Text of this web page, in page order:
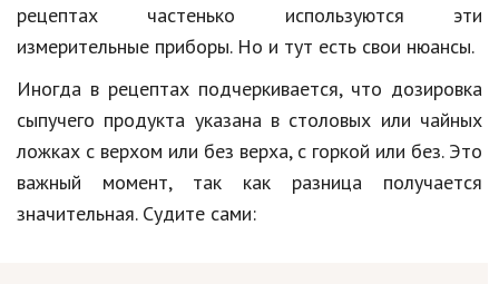
рецептах частенько используются эти
измерительные приборы. Но и тут есть свои нюансы.
Иногда в рецептах подчеркивается, что дозировка
сыпучего продукта указана в столовых или чайных
ложках с верхом или без верха, с горкой или без. Это
важный момент, так как разница получается
значительная. Судите сами: